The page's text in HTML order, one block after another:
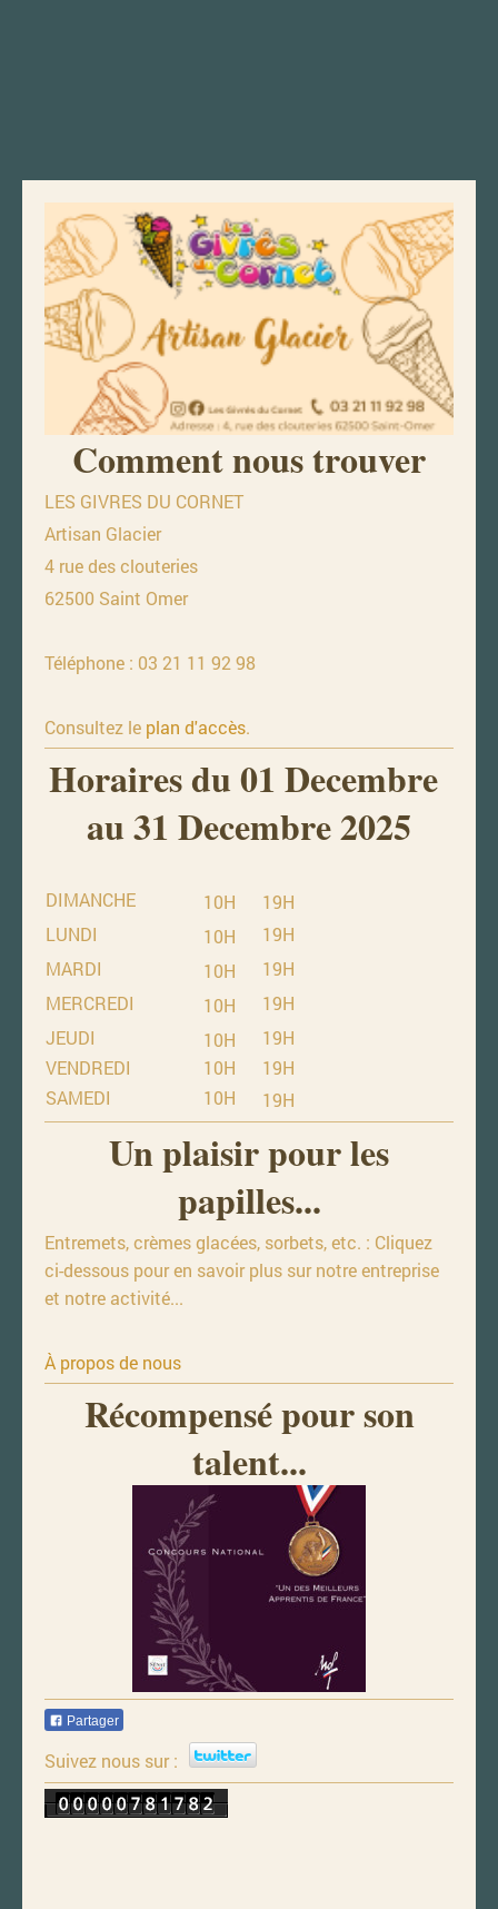
Comment nous trouver
LES GIVRES DU CORNET
Artisan Glacier
4 rue des clouteries
62500 Saint Omer
Téléphone : 03 21 11 92 98
Consultez le plan d'accès.
Horaires du 01 Decembre
au 31 Decembre 2025
DIMANCHE 10H
19H
LUNDI
10H
19H
MARDI
10H
19H
MERCREDI
10H
19H
JEUDI
10H
19H
VENDREDI
10H
19H
SAMEDI
10H 19H
Un plaisir pour les
papilles...
Entremets, crèmes glacées, sorbets, etc. : Cliquez
ci-dessous pour en savoir plus sur notre entreprise
et notre activité...
À propos de nous
Récompensé pour son
talent...
Partager
Suivez nous sur :